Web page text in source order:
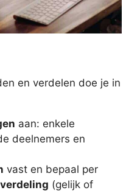
en verdelen doe je in
aan: enkele
deelnemers en
vast en bepaal per
verdeling (gelijk of